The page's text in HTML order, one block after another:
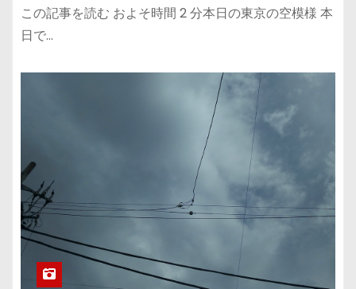
この記事を読む およそ時間 2 分本日の東京の空模様 本
日で…